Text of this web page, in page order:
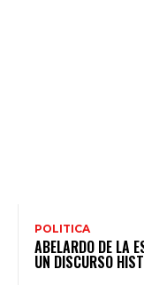
POLITICA
ABELARDO DE LA
UN DISCURSO